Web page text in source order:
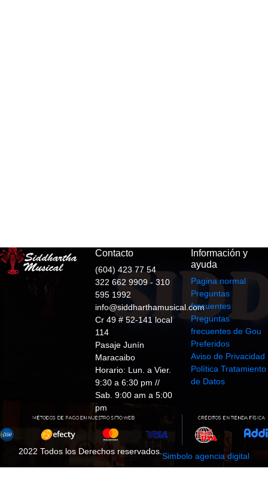
Contacto
(604) 423 77 54
322 662 9909 - 310
595 1992
info@siddharthamusical.com
Cr 49 # 52-141 local
114
Pasaje Junín
Maracaibo
Horario: Lun. a Vier.
9:30 a 6:30 pm //
Sab. 9:00 am a 5:00
pm
Información y
ayuda
Pagina normal
Preguntas
frecuentes
Preguntas
frecuentes de Gou
Preferidos
Aviso de Privacidad
Política Tratamiento
de Datos
2022 Todos los Derechos reservados. Simbolo agencia digital